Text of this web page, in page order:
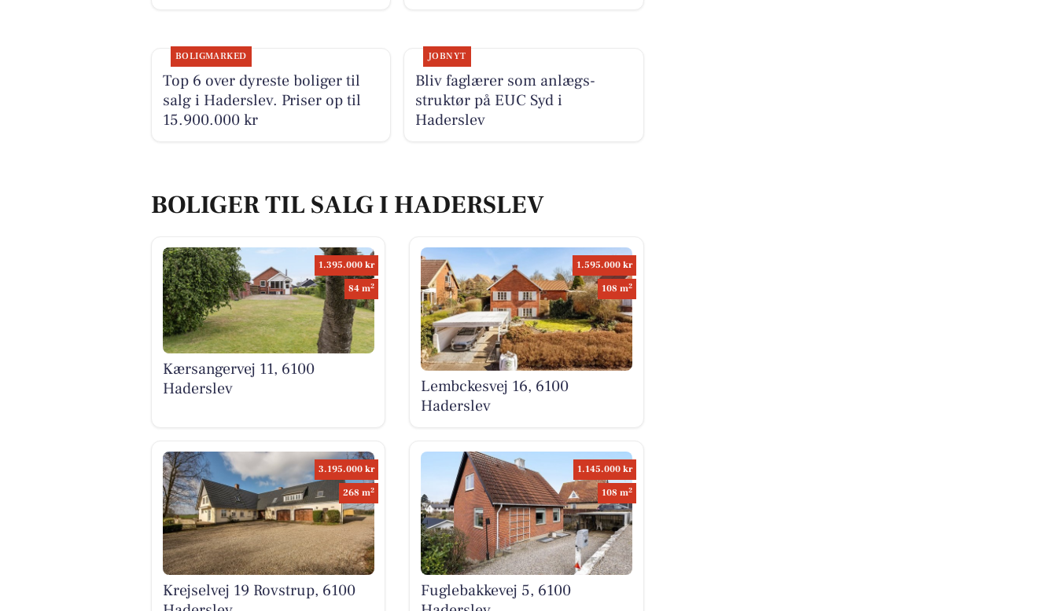
BOLIGMARKED
Top 6 over dyreste boliger til
salg i Haderslev. Priser op til
15.900.000 kr
JOBNYT
Bliv faglærer som anlægs-
struktør på EUC Syd i
Haderslev
BOLIGER TIL SALG I HADERSLEV
1.395.000 kr
84 m2
Kærsangervej 11, 6100
Haderslev
1.595.000 kr
108 m2
Lembckesvej 16, 6100
Haderslev
3.195.000 kr
268 m2
Krejselvej 19 Rovstrup, 6100
1.145.000 kr
108 m2
Fuglebakkevej 5, 6100